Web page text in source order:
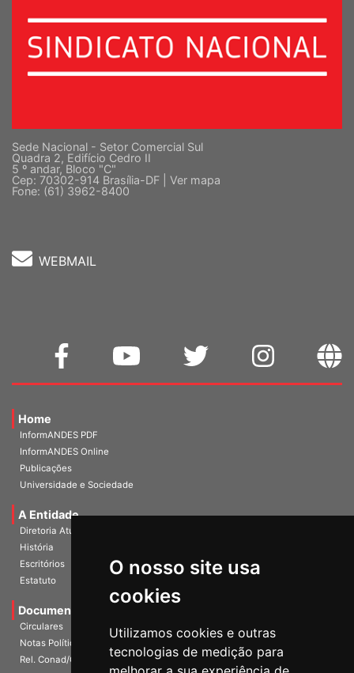
O nosso site usa
cookies
Utilizamos cookies e outras
tecnologias de medição para
Sede Nacional - Setor Comercial Sul
Quadra 2, Edifício Cedro II
5 º andar, Bloco "C"
Cep: 70302-914 Brasília-DF | Ver mapa
Fone: (61) 3962-8400
WEBMAIL
Home
InformANDES PDF
InformANDES Online
Publicações
Universidade e Sociedade
A Entidade
Diretoria Atual
História
Escritórios
Estatuto
Documentos
Circulares
Notas Políticas
Rel. Conad/Congresso